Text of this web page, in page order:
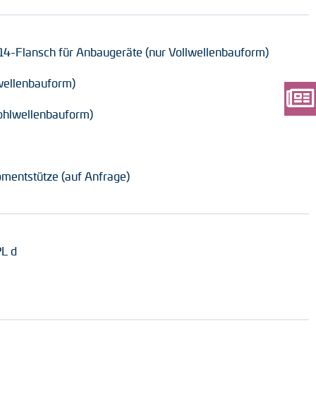
Flansch für Anbaugeräte (nur Vollwellenbauform)
(auf Anfrage)
d